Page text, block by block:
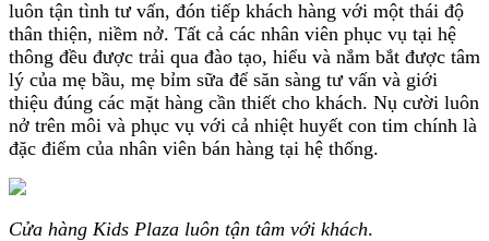
luôn tận tình tư vấn, đón tiếp khách hàng với một thái độ
thân thiện, niềm nở. Tất cả các nhân viên phục vụ tại hệ
thông đều được trải qua đào tạo, hiểu và nắm bắt được tâm
lý của mẹ bầu, mẹ bỉm sữa để săn sàng tư vấn và giới
thiệu đúng các mặt hàng cần thiết cho khách. Nụ cười luôn
nở trên môi và phục vụ với cả nhiệt huyết con tim chính là
đặc điểm của nhân viên bán hàng tại hệ thống.
Cửa hàng Kids Plaza luôn tận tâm với khách.